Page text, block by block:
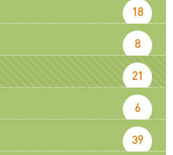
18
8
21
6
39